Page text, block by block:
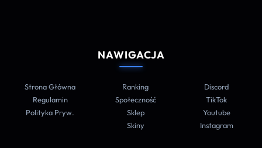
NAWIGACJA
Strona Główna
Regulamin
Polityka Pryw.
Ranking
Społeczność
Sklep
Skiny
Discord
TikTok
Youtube
Instagram